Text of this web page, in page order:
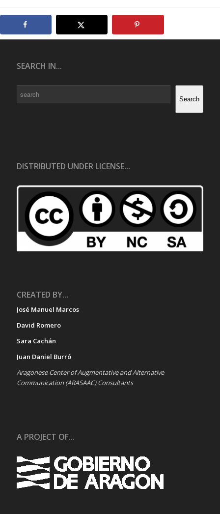
SEARCH IN...
Search
DISTRIBUTED UNDER LICENSE...
CREATED BY...
José Manuel Marcos
David Romero
Sara Cachán
Juan Daniel Burró
Aragonese Center of Augmentative and Alternative
Communication (ARASAAC) Consultants
A PROJECT OF...